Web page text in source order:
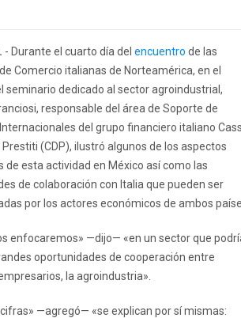
- Durante el cuarto día del encuentro de las
Comercio italianas de Norteamérica, en el
seminario dedicado al sector agroindustrial,
responsable del área de Soporte de
del grupo financiero italiano
Prestiti (CDP), ilustró algunos de los aspectos
de esta actividad en México así como las
de colaboración con Italia que pueden ser
por los actores económicos de ambos
enfocaremos» —dijo— «en un sector que
oportunidades de cooperación entre
la agroindustria».
—agregó— «se explican por sí mismas: